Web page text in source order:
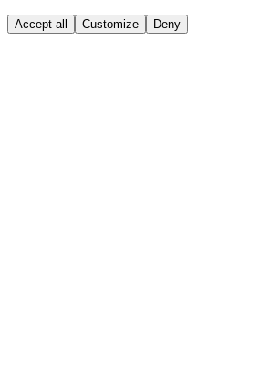
Accept all Customize Deny